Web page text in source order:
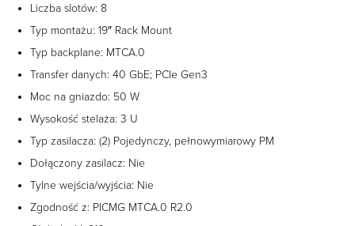
Liczba slotów: 8
Typ montażu: 19″ Rack Mount
Typ backplane: MTCA.0
Transfer danych: 40 GbE; PCIe Gen3
Moc na gniazdo: 50 W
Wysokość stelaża: 3 U
Typ zasilacza: (2) Pojedynczy, pełnowymiarowy PM
Dołączony zasilacz: Nie
Tylne wejścia/wyjścia: Nie
Zgodność z: PICMG MTCA.0 R2.0